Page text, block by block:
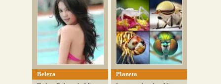
Beleza
Planeta